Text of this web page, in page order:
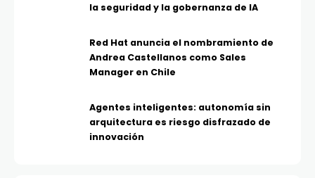
la seguridad y la gobernanza de IA
Red Hat anuncia el nombramiento de
Andrea Castellanos como Sales
Manager en Chile
Agentes inteligentes: autonomía sin
arquitectura es riesgo disfrazado de
innovación